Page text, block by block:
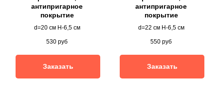
антипригарное
покрытие
d=20 см H-6,5 см
530 руб
Заказать
антипригарное
покрытие
d=22 см H-6,5 см
550 руб
Заказать